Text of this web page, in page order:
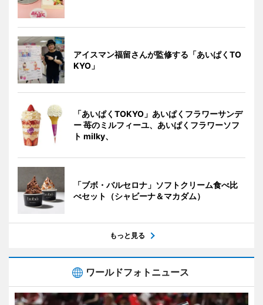
アイスマン福留さんが監修する「あいぱくTO
KYO」
「あいぱくTOKYO」あいぱくフラワーサンデ
ー 苺のミルフィーユ、あいぱくフラワーソフ
ト milky、
「ブボ・バルセロナ」ソフトクリーム食べ比
べセット（シャビーナ＆マカダム）
もっと見る
ワールドフォトニュース